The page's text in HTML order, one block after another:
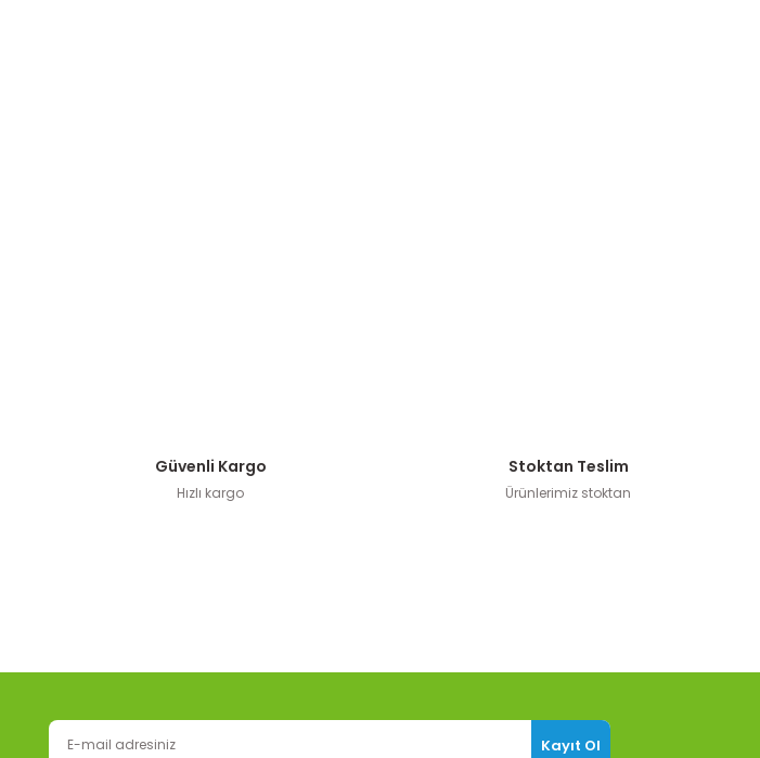
Güvenli Kargo
Hızlı kargo
Stoktan Teslim
Ürünlerimiz stoktan
Kayıt Ol